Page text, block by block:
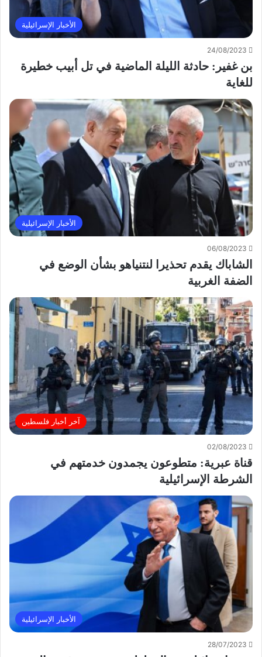
الأخبار الإسرائيلية
24/08/2023
بن غفير: حادثة الليلة الماضية في تل أبيب خطيرة
للغاية
الأخبار الإسرائيلية
06/08/2023
الشاباك يقدم تحذيرا لنتنياهو بشأن الوضع في
الضفة الغربية
آخر أخبار فلسطين
02/08/2023
قناة عبرية: متطوعون يجمدون خدمتهم في
الشرطة الإسرائيلية
الأخبار الإسرائيلية
28/07/2023